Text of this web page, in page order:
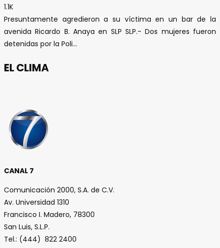
1.1K
Presuntamente agredieron a su víctima en un bar de la
avenida Ricardo B. Anaya en SLP SLP.- Dos mujeres fueron
detenidas por la Poli...
EL CLIMA
CANAL 7
Comunicación 2000, S.A. de C.V.
Av. Universidad 1310
Francisco I. Madero, 78300
San Luis, S.L.P.
Tel.: (444) 822 2400